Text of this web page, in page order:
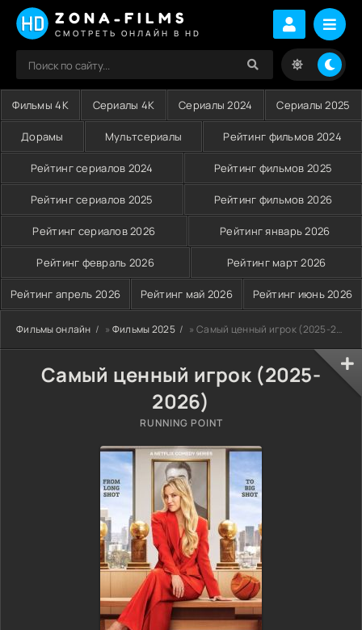
ZONA-FILMS
СМОТРЕТЬ ОНЛАЙН В HD
Фильмы 4K Сериалы 4K Сериалы 2024 Сериалы 2025
Дорамы Мультсериалы Рейтинг фильмов 2024
Рейтинг сериалов 2024 Рейтинг фильмов 2025
Рейтинг сериалов 2025 Рейтинг фильмов 2026
Рейтинг сериалов 2026 Рейтинг январь 2026
Рейтинг февраль 2026 Рейтинг март 2026
Рейтинг апрель 2026 Рейтинг май 2026 Рейтинг июнь 2026
Фильмы онлайн » Фильмы 2025 » Самый ценный игрок (2025-2026)
Самый ценный игрок (2025-
2026)
RUNNING POINT